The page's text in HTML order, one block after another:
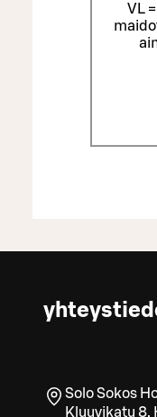
VL
Solo Sokos
Kluuvikatu 8,